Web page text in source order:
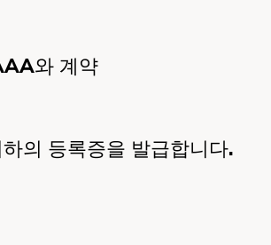
와 계약
의 등록증을 발급합니다.